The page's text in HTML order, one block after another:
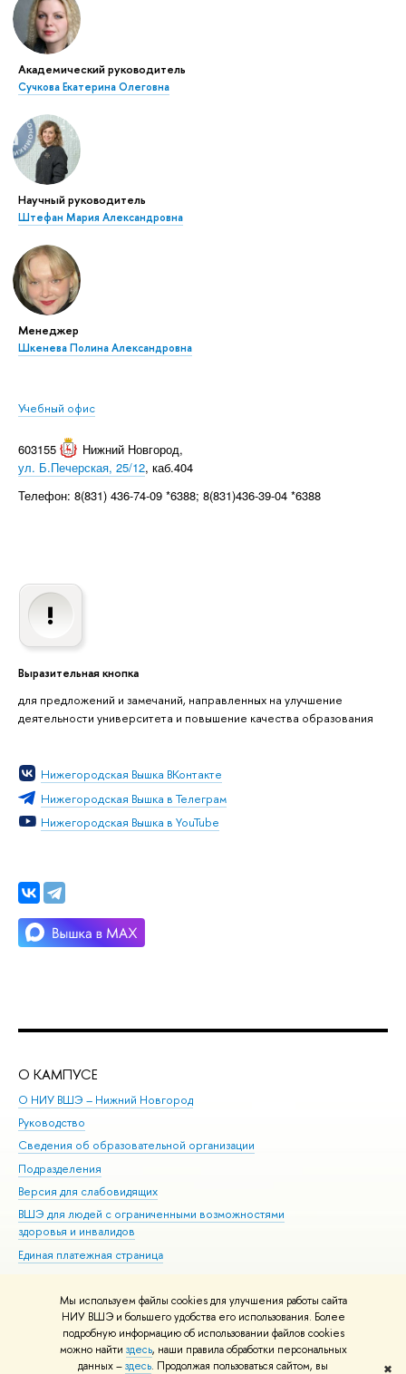
Мы используем файлы cookies для улучшения работы сайта
НИУ ВШЭ и большего удобства его использования. Более
подробную информацию об использовании файлов cookies
можно найти здесь, наши правила обработки персональных
данных –здесь. Продолжая пользоваться сайтом, вы ✖
Академический руководитель
Сучкова Екатерина Олеговна
Научный руководитель
Штефан Мария Александровна
Менеджер
Шкенева Полина Александровна
Учебный офис
603155 Нижний Новгород,
ул. Б.Печерская, 25/12, каб.404
Телефон: 8(831) 436-74-09 *6388; 8(831)436-39-04 *6388
Выразительная кнопка
для предложений и замечаний, направленных на улучшение
деятельности университета и повышение качества образования
Нижегородская Вышка ВКонтакте
Нижегородская Вышка в Телеграм
Нижегородская Вышка в YouTube
О КАМПУСЕ
О НИУ ВШЭ – Нижний Новгород
Руководство
Сведения об образовательной организации
Подразделения
Версия для слабовидящих
ВШЭ для людей с ограниченными возможностями
здоровья и инвалидов
Единая платежная страница